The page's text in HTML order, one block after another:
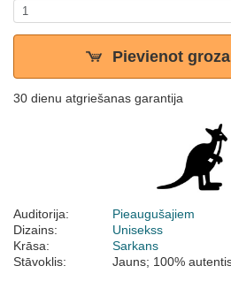
Pievienot
30 dienu atgriešanas garantija
Auditorija:
Pieaugušajiem
Dizains:
Unisekss
Krāsa:
Sarkans
Stāvoklis:
Jauns; 100%